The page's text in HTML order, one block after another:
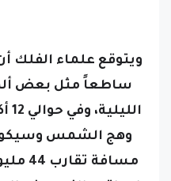
وهج الشمس وسيكون